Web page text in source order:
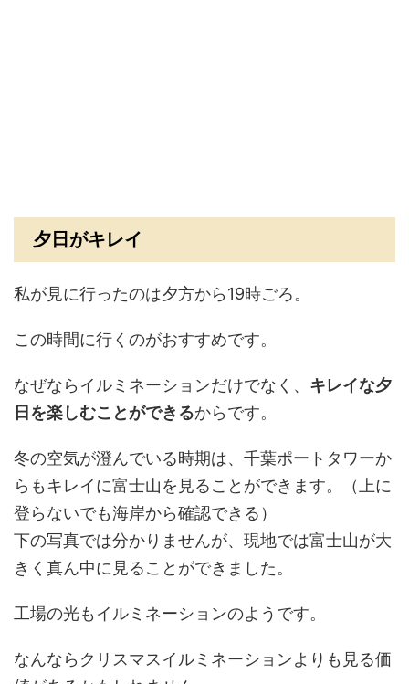
夕日がキレイ
私が見に行ったのは夕方から19時ごろ。
この時間に行くのがおすすめです。
なぜならイルミネーションだけでなく、 キレイな夕
日を楽しむことができるからです。
冬の空気が澄んでいる時期は、千葉ポートタワーか
らもキレイに富士山を見ることができます。（上に
登らないでも海岸から確認できる）
下の写真では分かりませんが、現地では富士山が大
きく真ん中に見ることができました。
工場の光もイルミネーションのようです。
なんならクリスマスイルミネーションよりも見る価